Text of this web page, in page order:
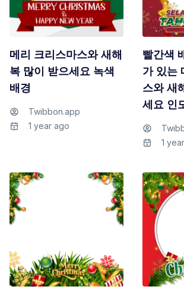
메리 크리스마스와 새해
복 많이 받으세요 녹색
배경
Twibbon.app
1 year ago
빨간색
가 있는
스와 새
세요 인
1